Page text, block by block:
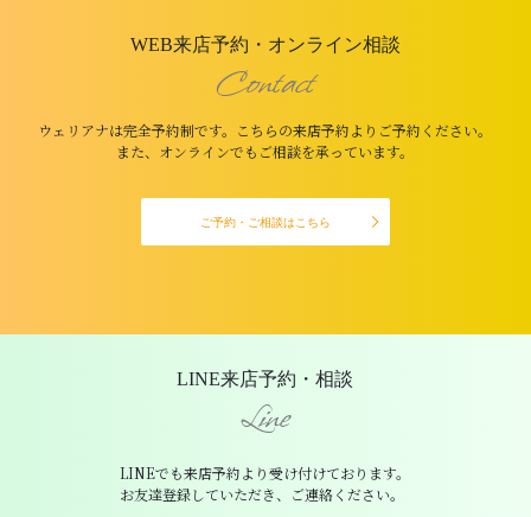
WEB来店予約・オンライン相談
Contact
ウェリアナは完全予約制です。こちらの来店予約よりご予約ください。
また、オンラインでもご相談を承っています。
ご予約・ご相談はこちら
LINE来店予約・相談
Line
LINEでも来店予約より受け付けております。
お友達登録していただき、ご連絡ください。